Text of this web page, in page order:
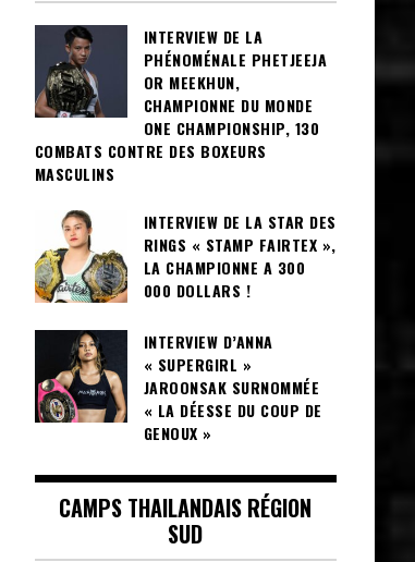
INTERVIEW DE LA
PHÉNOMÉNALE PHETJEEJA
OR MEEKHUN,
CHAMPIONNE DU MONDE
ONE CHAMPIONSHIP, 130
COMBATS CONTRE DES BOXEURS
MASCULINS
INTERVIEW DE LA STAR DES
RINGS « STAMP FAIRTEX »,
LA CHAMPIONNE A 300
000 DOLLARS !
INTERVIEW D’ANNA
« SUPERGIRL »
JAROONSAK SURNOMMÉE
« LA DÉESSE DU COUP DE
GENOUX »
CAMPS THAILANDAIS RÉGION
SUD